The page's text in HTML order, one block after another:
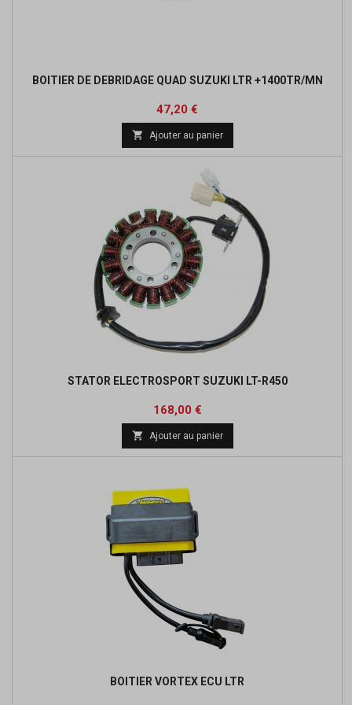
BOITIER DE DEBRIDAGE QUAD SUZUKI LTR +1400TR/MN
Prix
47,20 €
base
 Ajouter au panier
STATOR ELECTROSPORT SUZUKI LT-R450
Prix
168,00 €Prix
de
base
 Ajouter au panier
BOITIER VORTEX ECU LTR